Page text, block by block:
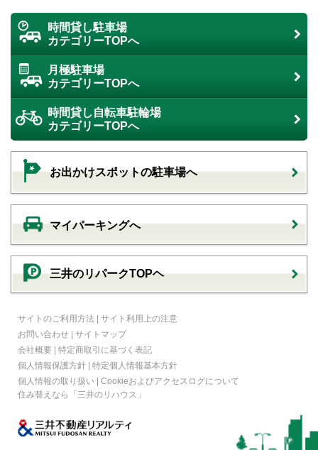
時間貸し駐車場
カテゴリーTOPへ
月極駐車場
カテゴリーTOPへ
時間貸し自転車駐輪場
カテゴリーTOPへ
お出かけスポットの駐車場へ
マイパーキングへ
三井のリパークTOPヘ
サイトのご利用方法 | サイト利用上の注意
お問い合わせ | サイトマップ
会社概要 | 特定商取引に基づく表記
個人情報保護方針 | 特定個人情報基本方針
個人情報の取り扱い | Cookieおよびアクセスログについて
住み替えなら
「三井のリハウス」